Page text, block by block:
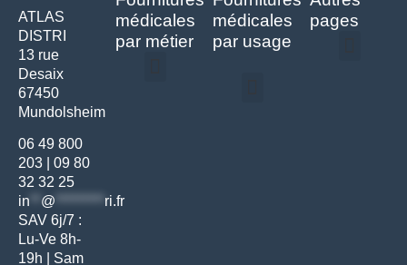
ATLAS
DISTRI
13 rue
Desaix
67450
Mundolsheim
06 49 800
203
09 80
32 32 25
in
@ ********* ri.fr
SAV 6j/7 :
Lu-Ve 8h-
19h | Sam
médicales
par métier
médicales
par usage
pages